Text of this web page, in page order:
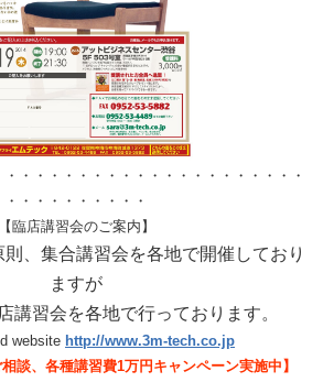
・・・・・・・・・・・・・・・・・・・・・
・・・・・・・・・・
【臨店講習会のご案内】
、集合講習会を各地で開催しており
ますが
講習会を各地で行っております。
website http://www.3m-tech.co.jp
談、各種講習費1万円キャンペーン実施中 】